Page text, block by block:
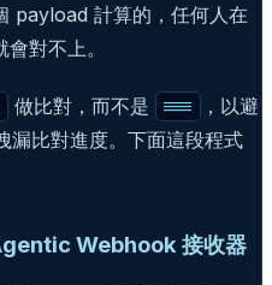
payload 計算的，任何人在
對不上。
做比對，而不是 ===
，以避
漏比對進度。下面這段程式
Webhook 接收器